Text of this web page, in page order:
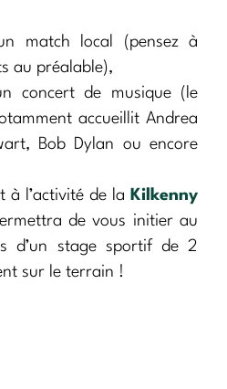
match local (pensez à
au préalable),
concert de musique (le
accueillit Andrea
Bob Dylan ou encore
à l’activité de la Kilkenny
de vous initier au
d’un stage sportif de 2
sur le terrain !